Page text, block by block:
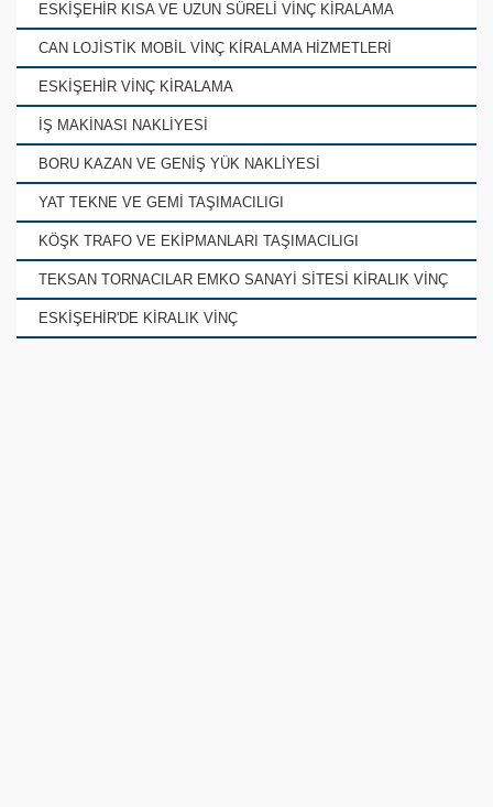
ESKİŞEHİR KISA VE UZUN SÜRELİ VİNÇ KİRALAMA
CAN LOJİSTİK MOBİL VİNÇ KİRALAMA HİZMETLERİ
ESKİŞEHİR VİNÇ KİRALAMA
İŞ MAKİNASI NAKLİYESİ
BORU KAZAN VE GENİŞ YÜK NAKLİYESİ
YAT TEKNE VE GEMİ TAŞIMACILIGI
KÖŞK TRAFO VE EKİPMANLARI TAŞIMACILIGI
TEKSAN TORNACILAR EMKO SANAYİ SİTESİ KİRALIK VİNÇ
ESKİŞEHİR'DE KİRALIK VİNÇ